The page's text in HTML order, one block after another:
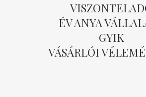
ÉV ANYA
GYIK
VÁSÁRLÓI